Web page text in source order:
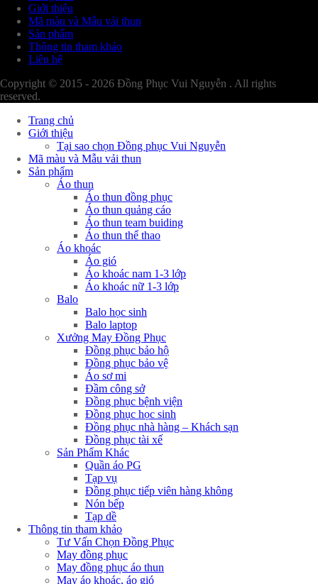
Giới thiệu
Mã màu và Mẫu vải thun
Sản phẩm
Thông tin tham khảo
Liên hệ
Copyright © 2015 - 2026 Đồng Phục Vui Nguyễn . All rights
reserved.
Trang chủ
Giới thiệu
Tại sao chọn Đồng phục Vui Nguyễn
Mã màu và Mẫu vải thun
Sản phẩm
Áo thun
Áo thun đồng phục
Áo thun quảng cáo
Áo thun team buiding
Áo thun thể thao
Áo khoác
Áo gió
Áo khoác nam 1-3 lớp
Áo khoác nữ 1-3 lớp
Balo
Balo học sinh
Balo laptop
Xưởng May Đồng Phục
Đồng phục bảo hộ
Đồng phục bảo vệ
Áo sơ mi
Đầm công sở
Đồng phục bệnh viện
Đồng phục học sinh
Đồng phục nhà hàng – Khách sạn
Đồng phục tài xế
Sản Phẩm Khác
Quần áo PG
Tạp vụ
Đồng phục tiếp viên hàng không
Nón bếp
Tạp dề
Thông tin tham khảo
Tư Vấn Chọn Đồng Phục
May đồng phục
May đồng phục áo thun
May áo khoác, áo gió